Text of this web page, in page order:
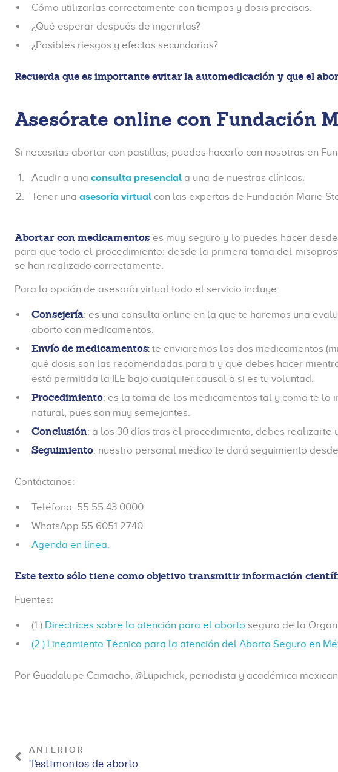
Cómo utilizarlas correctamente con tiempos y dosis precisas.
¿Qué esperar después de ingerirlas?
¿Posibles riesgos y efectos secundarios?
Recuerda que es importante evitar la automedicación y que el
Asesórate online con Fundación
Si necesitas abortar con pastillas, puedes hacerlo con nosotras en
Acudir a una consulta presencial a una de nuestras clínicas.
Tener una asesoría virtual con las expertas de Fundación Marie
Abortar con medicamentos es muy seguro y lo puedes hacer
para que todo el procedimiento: desde la primera toma del
se han realizado correctamente.
Para la opción de asesoría virtual todo el servicio incluye:
Consejería: es una consulta online en la que te haremos una
aborto con medicamentos.
Envío de medicamentos: te enviaremos los dos medicamentos
qué dosis son las recomendadas para ti y qué debes hacer
está permitida la ILE bajo cualquier causal o si es tu voluntad.
Procedimiento: es la toma de los medicamentos tal y como te lo
natural, pues son muy semejantes.
Conclusión: a los 30 días tras el procedimiento, debes
Seguimiento: nuestro personal médico te dará seguimiento
Contáctanos:
Teléfono: 55 55 43 0000
WhatsApp 55 6051 2740
Agenda en línea.
Este texto sólo tiene como objetivo transmitir información
Fuentes:
(1.) Directrices sobre la atención para el aborto seguro de la
(2.) Lineamiento Técnico para la atención del Aborto Seguro en
Por Guadalupe Camacho, @Lupichick, periodista y académica
ANTERIOR
Testimonios de aborto.